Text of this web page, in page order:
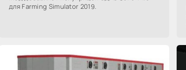
для Farming Simulator 2019.